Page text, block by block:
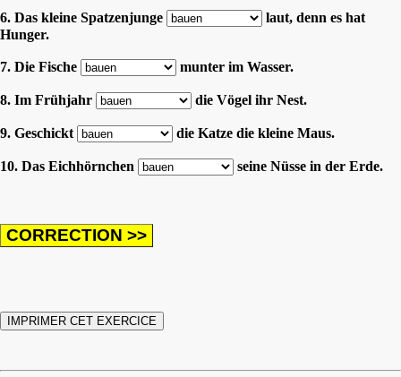
6. Das kleine Spatzenjunge
laut, denn es hat
Hunger.
7. Die Fische munter im Wasser.
8. Im Frühjahr die Vögel ihr Nest.
9. Geschickt die Katze die kleine Maus.
10. Das Eichhörnchen seine Nüsse in der Erde.